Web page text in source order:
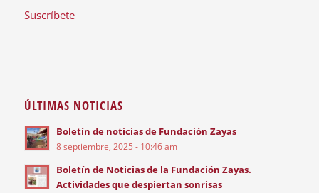
Suscríbete
ÚLTIMAS NOTICIAS
Boletín de noticias de Fundación Zayas
8 septiembre, 2025 - 10:46 am
Boletín de Noticias de la Fundación Zayas.
Actividades que despiertan sonrisas